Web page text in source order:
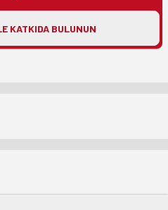
KATKIDA BULUNUN